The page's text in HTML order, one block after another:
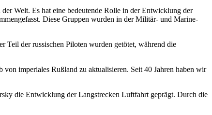
Welt. Es hat eine bedeutende Rolle in der Entwicklung der
Diese Gruppen wurden in der Militär- und Marine-
der russischen Piloten wurden getötet, während die
imperiales Rußland zu aktualisieren. Seit 40 Jahren haben wir
die Entwicklung der Langstrecken Luftfahrt geprägt. Durch die